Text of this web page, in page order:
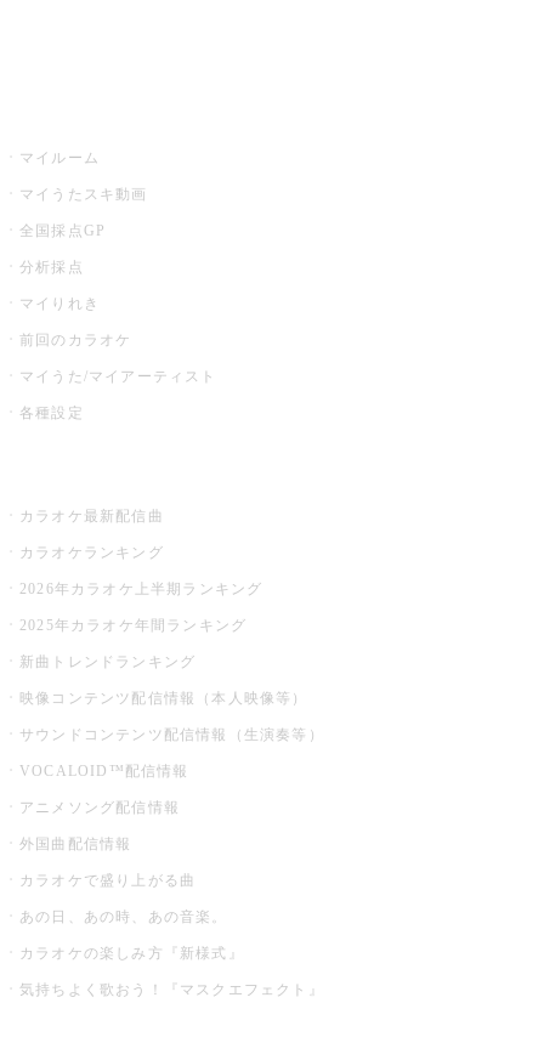
マイルーム
マイうたスキ動画
全国採点GP
分析採点
マイりれき
前回のカラオケ
マイうた/マイアーティスト
各種設定
カラオケ最新配信曲
カラオケランキング
2026年カラオケ上半期ランキング
2025年カラオケ年間ランキング
新曲トレンドランキング
映像コンテンツ配信情報（本人映像等）
サウンドコンテンツ配信情報（生演奏等）
VOCALOID™配信情報
アニメソング配信情報
外国曲配信情報
カラオケで盛り上がる曲
あの日、あの時、あの音楽。
カラオケの楽しみ方『新様式』
気持ちよく歌おう！『マスクエフェクト』